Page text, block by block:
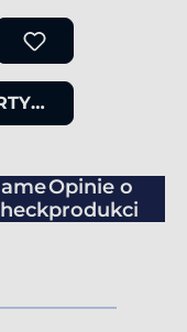
Opinie o
produkcie